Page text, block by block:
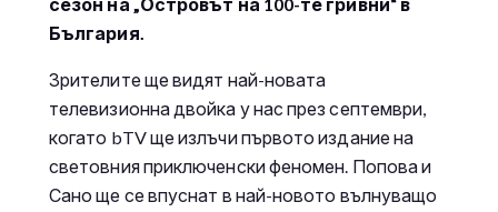
България.
Зрителите ще видят най-новата
телевизионна двойка у нас през септември,
когато bTV ще излъчи първото издание на
световния приключенски феномен. Попова и
Сано ще се впуснат в най-новото вълнуващо